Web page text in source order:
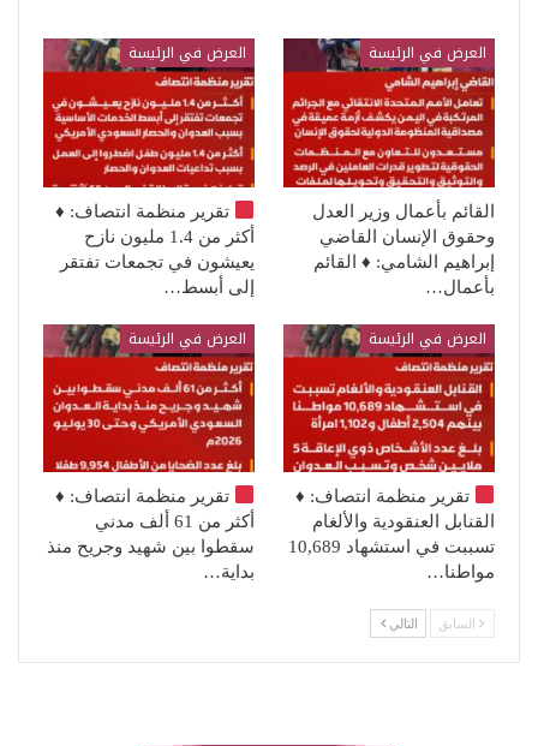
العرض في الرئيسة
القائم بأعمال وزير العدل
وحقوق الإنسان القاضي
إبراهيم الشامي: ♦️ القائم
بأعمال…
العرض في الرئيسة
تقرير منظمة انتصاف: ♦️
أكثر من 1.4 مليون نازح
يعيشون في تجمعات تفتقر
إلى أبسط…
العرض في الرئيسة
تقرير منظمة انتصاف: ♦️
القنابل العنقودية والألغام
تسببت في استشهاد 10,689
مواطنا…
العرض في الرئيسة
تقرير منظمة انتصاف: ♦️
أكثر من 61 ألف مدني
سقطوا بين شهيد وجريح منذ
بداية…
السابق التالي